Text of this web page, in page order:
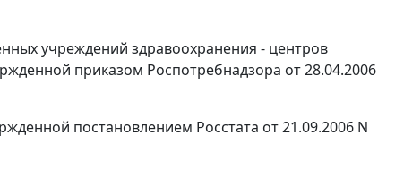
учреждений здравоохранения - центров
приказом Роспотребнадзора от 28.04.2006
постановлением Росстата от 21.09.2006 N